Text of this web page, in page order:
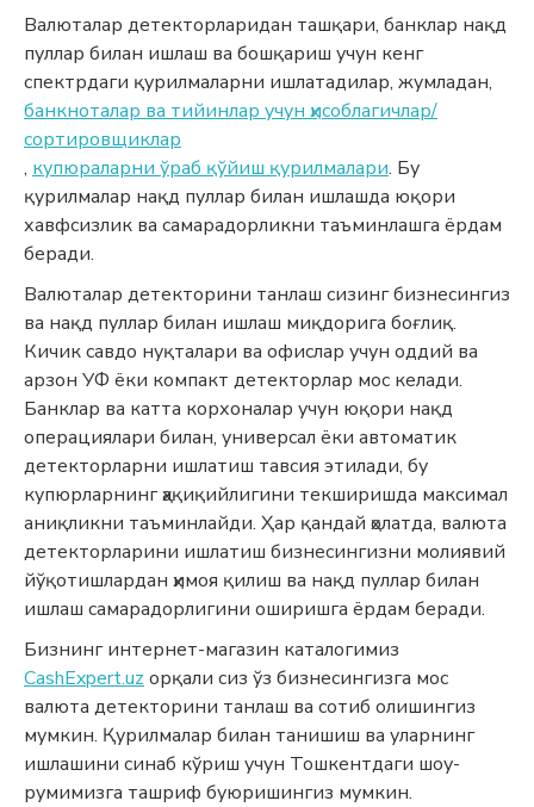
Валюталар детекторларидан ташқари, банклар нақд
пуллар билан ишлаш ва бошқариш учун кенг
спектрдаги қурилмаларни ишлатадилар, жумладан,
банкноталар ва тийинлар учун ҳисоблагичлар/
сортировщиклар
, купюраларни ўраб қўйиш қурилмалари. Бу
қурилмалар нақд пуллар билан ишлашда юқори
хавфсизлик ва самарадорликни таъминлашга ёрдам
беради.
Валюталар детекторини танлаш сизинг бизнесингиз
ва нақд пуллар билан ишлаш миқдорига боғлиқ.
Кичик савдо нуқталари ва офислар учун оддий ва
арзон УФ ёки компакт детекторлар мос келади.
Банклар ва катта корхоналар учун юқори нақд
операциялари билан, универсал ёки автоматик
детекторларни ишлатиш тавсия этилади, бу
купюрларнинг ҳақиқийлигини текширишда максимал
аниқликни таъминлайди. Ҳар қандай ҳолатда, валюта
детекторларини ишлатиш бизнесингизни молиявий
йўқотишлардан ҳимоя қилиш ва нақд пуллар билан
ишлаш самарадорлигини оширишга ёрдам беради.
Бизнинг интернет-магазин каталогимиз
CashExpert.uz орқали сиз ўз бизнесингизга мос
валюта детекторини танлаш ва сотиб олишингиз
мумкин. Қурилмалар билан танишиш ва уларнинг
ишлашини синаб кўриш учун Тошкентдаги шоу-
румимизга ташриф буюришингиз мумкин.